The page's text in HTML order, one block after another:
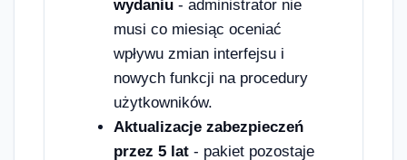
wydaniu - administrator nie
musi co miesiąc oceniać
wpływu zmian interfejsu i
nowych funkcji na procedury
użytkowników.
Aktualizacje zabezpieczeń
przez 5 lat - pakiet pozostaje